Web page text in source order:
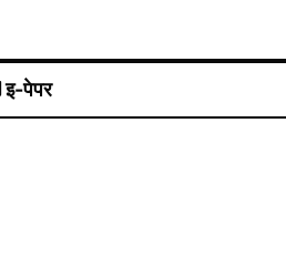
इ-पेपर